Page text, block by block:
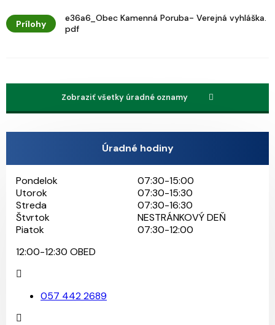
Prílohy
e36a6_Obec Kamenná Poruba- Verejná vyhláška.
pdf
Zobraziť všetky úradné oznamy
Úradné hodiny
Pondelok
07:30-15:00
Utorok
07:30-15:30
Streda
07:30-16:30
Štvrtok
NESTRÁNKOVÝ DEŇ
Piatok
07:30-12:00
12:00-12:30 OBED
057 442 2689